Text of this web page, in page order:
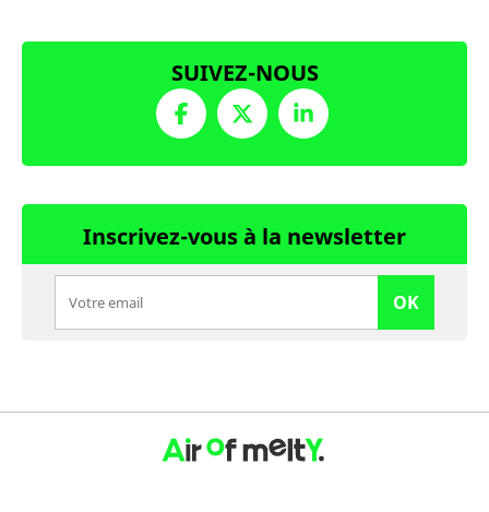
SUIVEZ-NOUS
Inscrivez-vous à la newsletter
OK